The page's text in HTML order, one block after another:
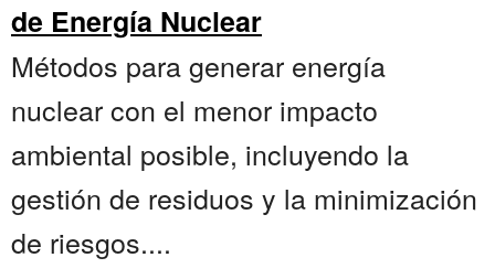
de Energía Nuclear
Métodos para generar energía
nuclear con el menor impacto
ambiental posible, incluyendo la
gestión de residuos y la minimización
de riesgos....